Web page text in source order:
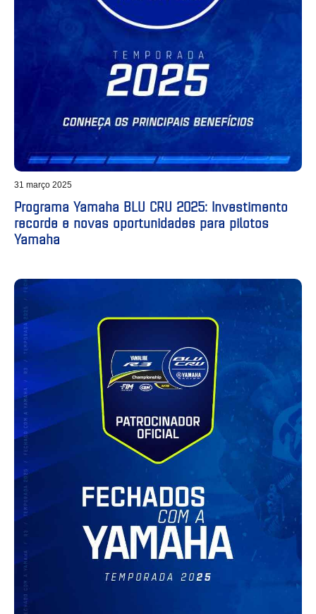
31 março 2025
Programa Yamaha BLU CRU 2025: Investimento
recorde e novas oportunidades para pilotos
Yamaha